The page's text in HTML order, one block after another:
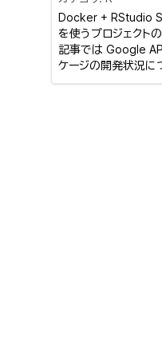
Docker + RStudio
を使うプロジェクト
記事では Google
ケージの開発状況に